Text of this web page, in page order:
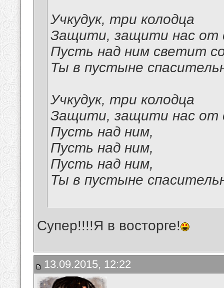
Учкудук, три колодца
Защити, защити нас от
Пусть над ним светит
Ты в пустыне
Учкудук, три колодца
Защити, защити нас от
Пусть над ним,
Пусть над ним,
Пусть над ним,
Ты в пустыне
Супер!!!!Я в восторге!
13.09.2015, 12:22